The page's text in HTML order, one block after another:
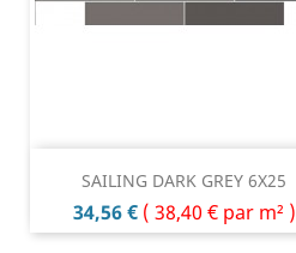
SAILING DARK GREY 6X25
Prix
34,56 € ( 38,40 € par m² )